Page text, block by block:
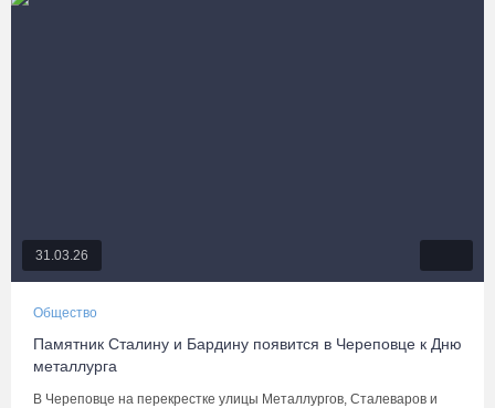
31.03.26
Общество
Памятник Сталину и Бардину появится в Череповце к Дню
металлурга
В Череповце на перекрестке улицы Металлургов, Сталеваров и